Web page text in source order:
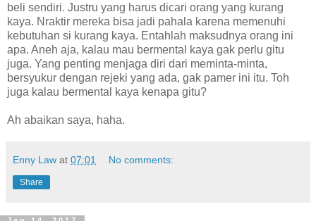
beli sendiri. Justru yang harus dicari orang yang kurang
kaya. Nraktir mereka bisa jadi pahala karena memenuhi
kebutuhan si kurang kaya. Entahlah maksudnya orang ini
apa. Aneh aja, kalau mau bermental kaya gak perlu gitu
juga. Yang penting menjaga diri dari meminta-minta,
bersyukur dengan rejeki yang ada, gak pamer ini itu. Toh
juga kalau bermental kaya kenapa gitu?
Ah abaikan saya, haha.
Enny Law at 07:01 No comments:
Share